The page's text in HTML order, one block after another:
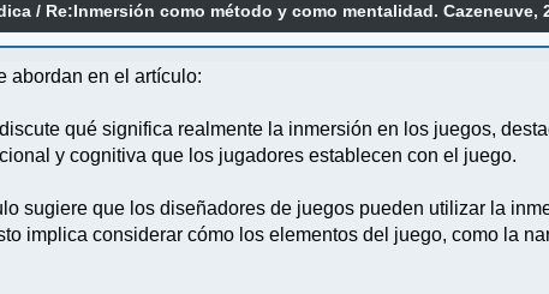
/ Re:Inmersión como método y como mentalidad. Cazeneuve,
abordan en el artículo:
qué significa realmente la inmersión en los juegos,
y cognitiva que los jugadores establecen con el juego.
sugiere que los diseñadores de juegos pueden utilizar la
implica considerar cómo los elementos del juego, como la